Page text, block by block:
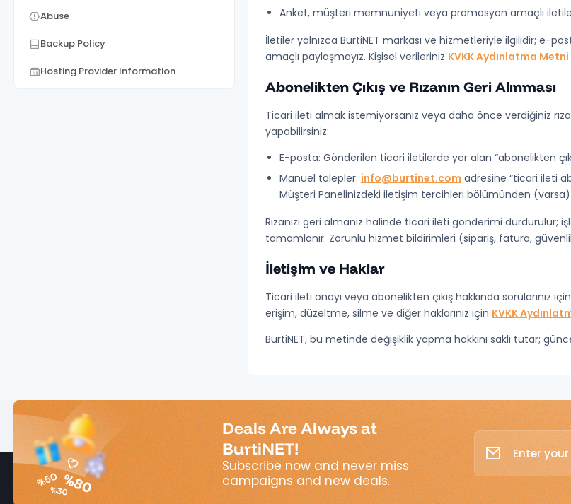
Abuse
Backup Policy
Hosting Provider Information
Anket, müşteri memnuniyeti veya promosyon amaçlı
İletiler yalnızca BurtiNET markası ve hizmetleriyle ilgilidir; e-
amaçlı paylaşmayız. Kişisel verileriniz KVKK Aydınlatma Metni
Abonelikten Çıkış ve Rızanın Geri Alınması
Ticari ileti almak istemiyorsanız veya daha önce verdiğiniz
yapabilirsiniz:
E-posta: Gönderilen ticari iletilerde yer alan “abonelikten
Manuel talepler: info@burtinet.com adresine “ticari ileti
Müşteri Panelinizdeki iletişim tercihleri bölümünden (varsa)
Rızanızı geri almanız halinde ticari ileti gönderimi
tamamlanır. Zorunlu hizmet bildirimleri (sipariş, fatura,
İletişim ve Haklar
Ticari ileti onayı veya abonelikten çıkış hakkında sorularınız için
erişim, düzeltme, silme ve diğer haklarınız için KVKK
BurtiNET, bu metinde değişiklik yapma hakkını saklı tutar;
Deals Are Always at
BurtiNET!
Subscribe now and never miss
campaigns and new deals.